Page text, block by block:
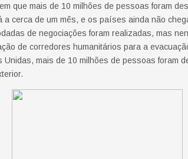
que mais de 10 milhões de pessoas foram
a cerca de um mês, e os países ainda não
de negociações foram realizadas, mas
de corredores humanitários para a
Unidas, mais de 10 milhões de pessoas foram